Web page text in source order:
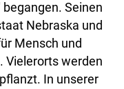
Seinen
Nebraska und
Mensch und
Vielerorts werden
In unserer